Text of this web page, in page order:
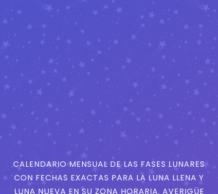
CALENDARIO MENSUAL DE LAS FASES LUNARES
CON FECHAS EXACTAS PARA LA LUNA LLENA Y
LUNA NUEVA EN SU ZONA HORARIA. AVERIGÜE